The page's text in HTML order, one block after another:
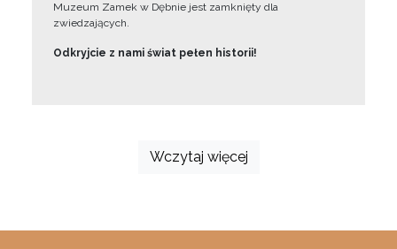
Muzeum Zamek w Dębnie jest zamknięty dla
zwiedzających.
Odkryjcie z nami świat pełen historii!
Wczytaj więcej